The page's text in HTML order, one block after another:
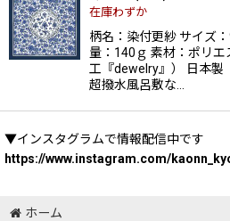
在庫わずか
柄名：染付更紗 サイ
量：140ｇ 素材：ポリ
工『dewelry』） 日本製
超撥水風呂敷な…
▼インスタグラムで情報配信中です
https://www.instagram.com/
ホーム